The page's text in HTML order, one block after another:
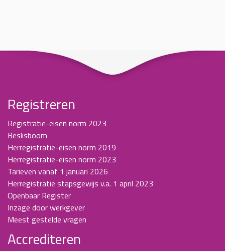
Registreren
Registratie-eisen norm 2023
Beslisboom
Herregistratie-eisen norm 2019
Herregistratie-eisen norm 2023
Tarieven vanaf 1 januari 2026
Herregistratie stapsgewijs v.a. 1 april 2023
Openbaar Register
Inzage door werkgever
Meest gestelde vragen
Accrediteren